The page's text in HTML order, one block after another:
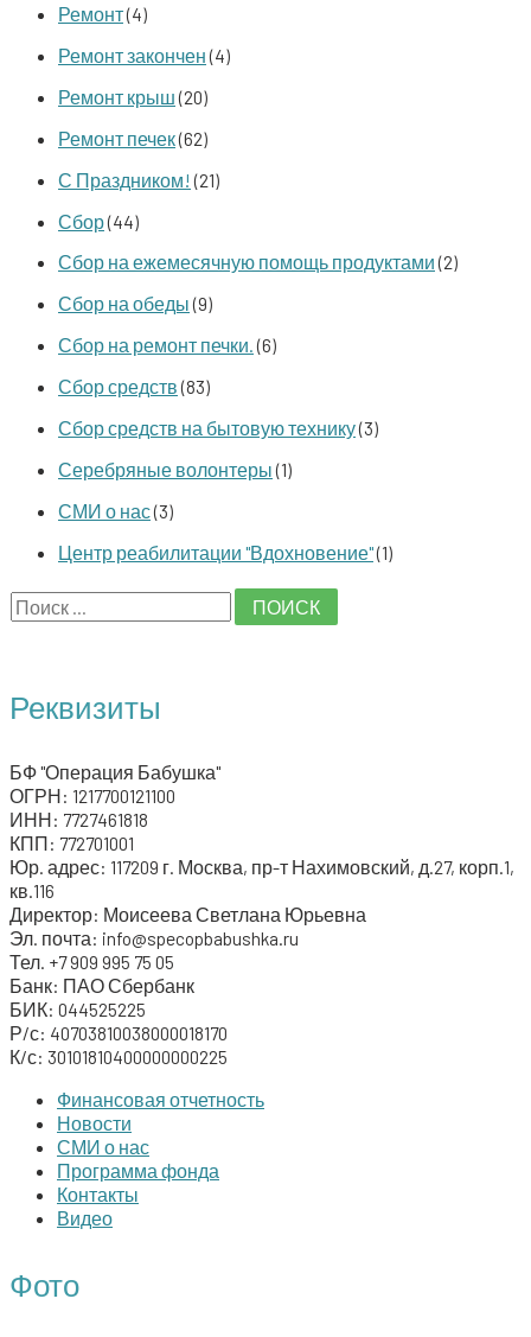
Ремонт(4)
Ремонт закончен(4)
Ремонт крыш(20)
Ремонт печек(62)
С Праздником! (21)
Сбор(44)
Сбор на ежемесячную помощь продуктами(2)
Сбор на обеды(9)
Сбор на ремонт печки.(6)
Сбор средств(83)
Сбор средств на бытовую технику(3)
Серебряные волонтеры(1)
СМИ о нас(3)
Центр реабилитации "Вдохновение"(1)
S
r
h
f
o
r
:
Реквизиты
БФ "Операция Бабушка"
ОГРН: 1217700121100
ИНН: 7727461818
КПП: 772701001
Юр. адрес: 117209 г. Москва, пр-т Нахимовский, д.27, корп.1,
кв.116
Директор: Моисеева Светлана Юрьевна
Эл. почта: info@specopbabushka.ru
Тел. +7 909 995 75 05
Банк: ПАО Сбербанк
БИК: 044525225
Р/с: 40703810038000018170
К/с: 30101810400000000225
Финансовая отчетность
Новости
СМИ о нас
Программа фонда
Контакты
Видео
Фото